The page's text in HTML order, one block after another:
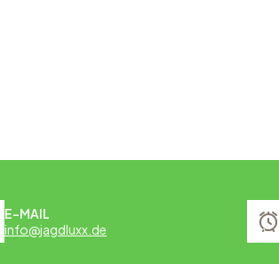
E-MAIL
info@jagdluxx.de